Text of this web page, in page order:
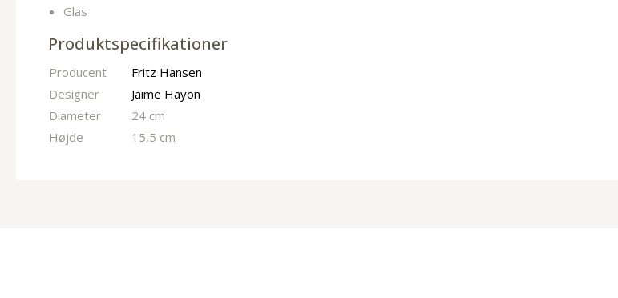
Glas
Produktspecifikationer
Producent
Fritz Hansen
Designer
Jaime Hayon
Diameter
24 cm
Højde
15,5 cm